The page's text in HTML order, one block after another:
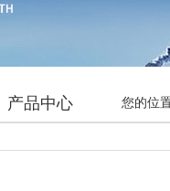
产品中心 您的位